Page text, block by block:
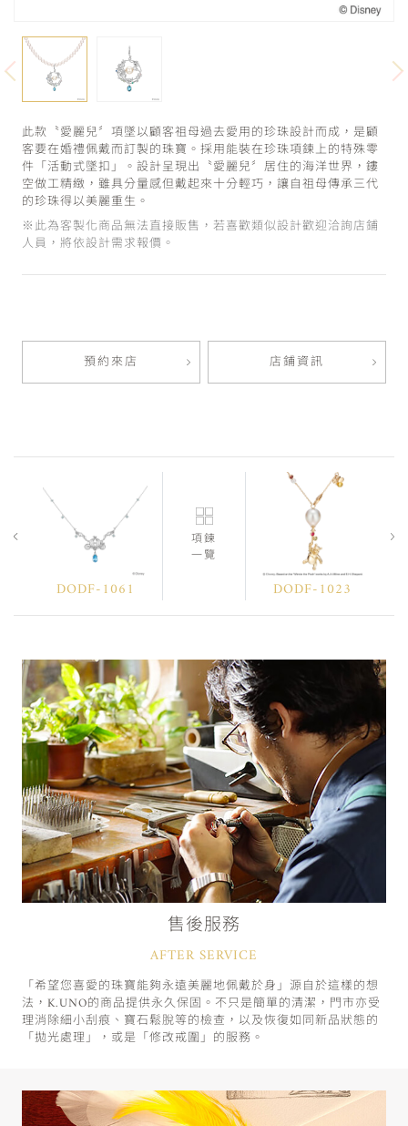
此款〝愛麗兒〞項墜以顧客祖母過去愛用的珍珠設計而成，是顧
客要在婚禮佩戴而訂製的珠寶。採用能裝在珍珠項鍊上的特殊零
件「活動式墜扣」。設計呈現出〝愛麗兒〞居住的海洋世界，鏤
空做工精緻，雖具分量感但戴起來十分輕巧，讓自祖母傳承三代
的珍珠得以美麗重生。
※此為客製化商品無法直接販售，若喜歡類似設計歡迎洽詢店鋪
人員，將依設計需求報價。
預約來店 店鋪資訊
DODF-1061
項鍊
一覽
DODF-1023
售後服務
AFTER SERVICE
「希望您喜愛的珠寶能夠永遠美麗地佩戴於身」源自於這樣的想
法，K.UNO的商品提供永久保固。不只是簡單的清潔，門市亦受
理消除細小刮痕、寶石鬆脫等的檢查，以及恢復如同新品狀態的
「拋光處理」，或是「修改戒圍」的服務。